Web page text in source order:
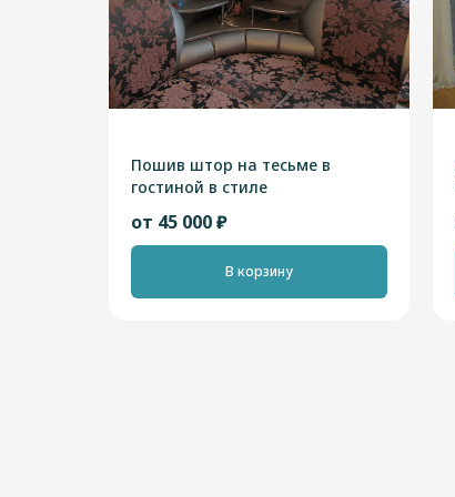
Пошив штор на тесьме в
гостиной в стиле
от 45 000 ₽
В корзину